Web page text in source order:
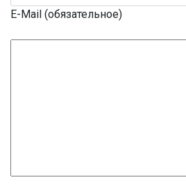
E-Mail (обязательное)